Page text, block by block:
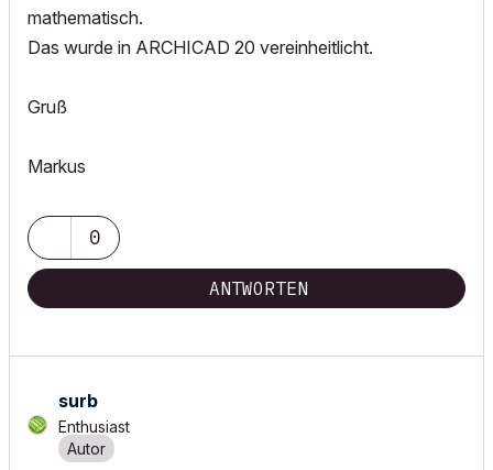
mathematisch.
Das wurde in ARCHICAD 20 vereinheitlicht.
Gruß
Markus
0
ANTWORTEN
surb
Enthusiast